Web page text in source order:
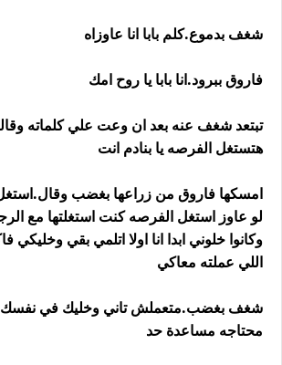
شغف بدموع.كلم بابا انا عاوزاه
فاروق ببرود.انا بابا يا روح امك
تبتعد شغف عنه بعد ان وعت علي كلماته
هتستغل الفرصه يا بنادم انت
امسكها فاروق من زراعها بغضب وقال.استغل
لو عاوز استغل الفرصه كنت استغلتها مع
وكانوا خلوني ابدا انا اولا اتلمي بقي وخليكي
اللي عملته معاكي
شغف بغضب.متعملش تاني وخليك في نفسك
محتاجه مساعدة حد